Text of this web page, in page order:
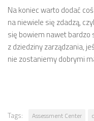
Na koniec warto dodać
na niewiele się zdadzą,
się bowiem nawet bardzo
z dziedziny zarządzania,
nie zostaniemy dobrymi
Tags: Assessment Center